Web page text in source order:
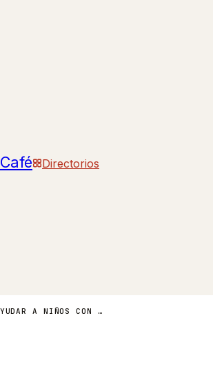
Café Directorios
HERDICASA Y APACI COLABORAN PARA AYUDAR A NIÑOS CON CARDIOPATÍAS CONGÉNITAS